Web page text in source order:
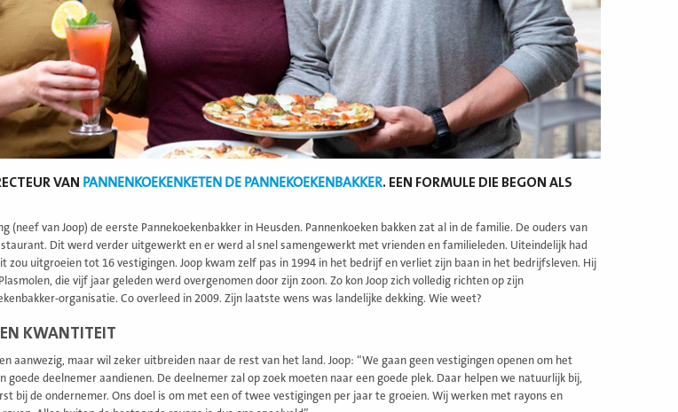
VAN PANNENKOEKENKETEN DE PANNEKOEKENBAKKER. EEN FORMULE DIE BEGON ALS
(neef van Joop) de eerste Pannekoekenbakker in Heusden. Pannenkoeken bakken zat al in de familie. De ouders van
Dit werd verder uitgewerkt en er werd al snel samengewerkt met vrienden en familieleden. Uiteindelijk had
zou uitgroeien tot 16 vestigingen. Joop kwam zelf pas in 1994 in het bedrijf en verliet zijn baan in het bedrijfsleven. Hij
die vijf jaar geleden werd overgenomen door zijn zoon. Zo kon Joop zich volledig richten op zijn
organisatie. Co overleed in 2009. Zijn laatste wens was landelijke dekking. Wie weet?
KWANTITEIT
aanwezig, maar wil zeker uitbreiden naar de rest van het land. Joop: “We gaan geen vestigingen openen om het
goede deelnemer aandienen. De deelnemer zal op zoek moeten naar een goede plek. Daar helpen we natuurlijk bij,
bij de ondernemer. Ons doel is om met een of twee vestigingen per jaar te groeien. Wij werken met rayons en